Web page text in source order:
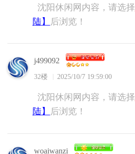
沈阳休闲网内容，请选择
陆】
后浏览！
j499092
32楼 2025/10/7 19:59:00
沈阳休闲网内容，请选择
陆】
后浏览！
woaiwanzi